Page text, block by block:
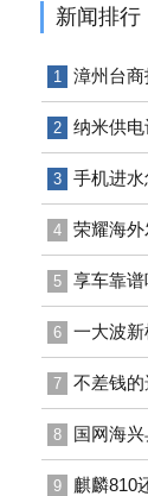
新闻排行
1 漳州台
2 纳米供
3 手机进
4 荣耀海
5 享车靠
6 一大波
7 不差钱
8 国网海
9 麒麟810